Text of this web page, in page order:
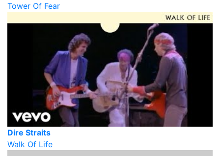
Tower Of Fear
Dire Straits
Walk Of Life